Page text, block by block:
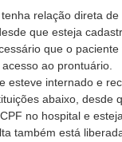
relação direta de
que esteja
que o paciente
ao prontuário.
esteve internado e
abaixo, desde
no hospital e
também está